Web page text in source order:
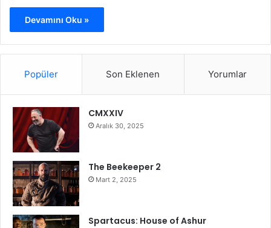
Devamını Oku »
Popüler Son Eklenen Yorumlar
CMXXIV
Aralık 30, 2025
The Beekeeper 2
Mart 2, 2025
Spartacus: House of Ashur